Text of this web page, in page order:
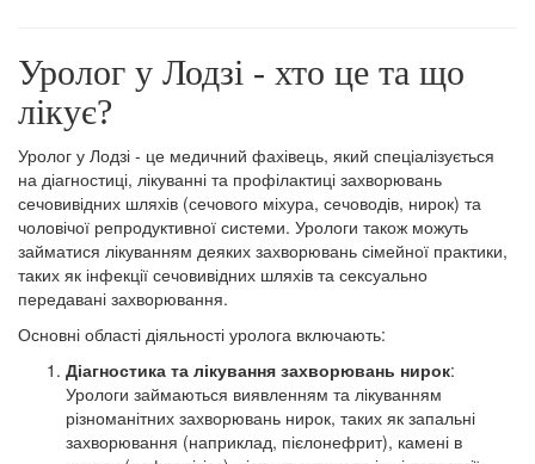
Уролог у Лодзі - хто це та що
лікує?
Уролог у Лодзі - це медичний фахівець, який спеціалізується
на діагностиці, лікуванні та профілактиці захворювань
сечовивідних шляхів (сечового міхура, сечоводів, нирок) та
чоловічої репродуктивної системи. Урологи також можуть
займатися лікуванням деяких захворювань сімейної практики,
таких як інфекції сечовивідних шляхів та сексуально
передавані захворювання.
Основні області діяльності уролога включають:
Діагностика та лікування захворювань нирок:
Урологи займаються виявленням та лікуванням
різноманітних захворювань нирок, таких як запальні
захворювання (наприклад, пієлонефрит), камені в